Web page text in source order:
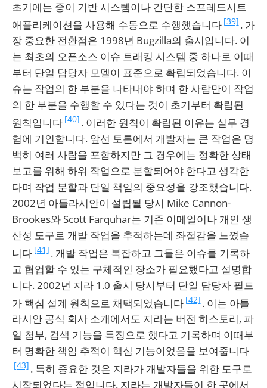
초기에는 종이 기반 시스템이나 간단한 스프레드시트
애플리케이션을 사용해 수동으로 수행했습니다 [39] . 가
장 중요한 전환점은 1998년 Bugzilla의 출시입니다. 이
는 최초의 오픈소스 이슈 트래킹 시스템 중 하나로 이때
부터 단일 담당자 모델이 표준으로 확립되었습니다. 이
슈는 작업의 한 부분을 나타내야 하며 한 사람만이 작업
의 한 부분을 수행할 수 있다는 것이 초기부터 확립된
원칙입니다 [40] . 이러한 원칙이 확립된 이유는 실무 경
험에 기인합니다. 앞선 토론에서 개발자는 큰 작업은 명
백히 여러 사람을 포함하지만 그 경우에는 정확한 상태
보고를 위해 하위 작업으로 분할되어야 한다고 생각한
다며 작업 분할과 단일 책임의 중요성을 강조했습니다.
2002년 아틀라시안이 설립될 당시 Mike Cannon-
Brookes와 Scott Farquhar는 기존 이메일이나 개인 생
산성 도구로 개발 작업을 추적하는데 좌절감을 느꼈습
니다 [41] . 개발 작업은 복잡하고 그들은 이슈를 기록하
고 협업할 수 있는 구체적인 장소가 필요했다고 설명합
니다. 2002년 지라 1.0 출시 당시부터 단일 담당자 필드
가 핵심 설계 원칙으로 채택되었습니다 [42] . 이는 아틀
라시안 공식 회사 소개에서도 지라는 버전 히스토리, 파
일 첨부, 검색 기능을 특징으로 했다고 기록하며 이때부
터 명확한 책임 추적이 핵심 기능이었음을 보여줍니다
[43] . 특히 중요한 것은 지라가 개발자들을 위한 도구로
시작되었다는 점입니다. 지라는 개발자들이 한 곳에서